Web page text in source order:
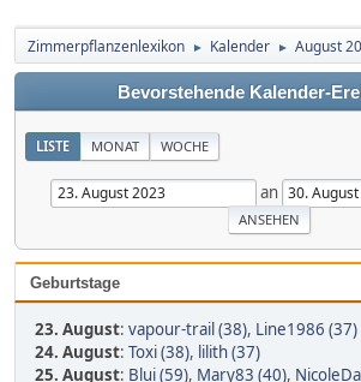
Zimmerpflanzenlexikon ► Kalender ► August
Bevorstehende Kalender-
LISTE MONAT WOCHE
an
Geburtstage
23. August: vapour-trail (38), Line1986 (37)
24. August: Toxi (38), lilith (37)
25. August: Blui (59), Mary83 (40),